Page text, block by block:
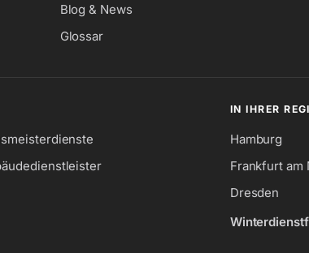
Blog & News
Glossar
IN IHRER
Hamburg
Frankfurt am
Dresden